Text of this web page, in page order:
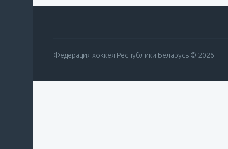
Федерация хоккея Республики Беларусь © 2026